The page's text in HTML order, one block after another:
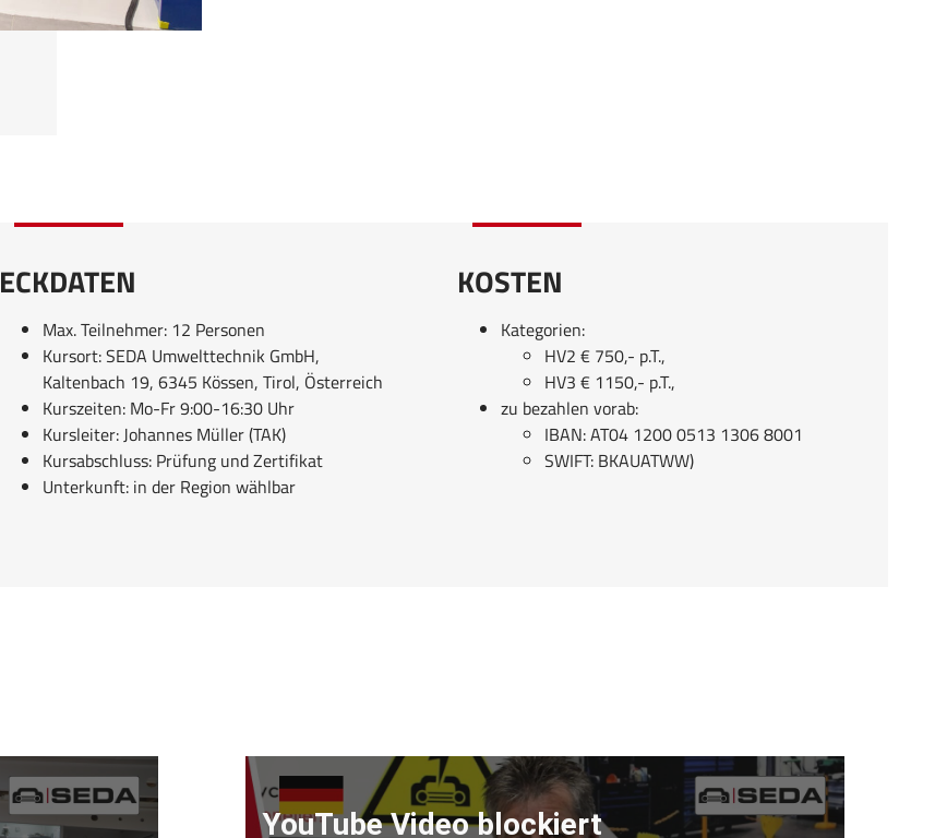
ECKDATEN
Max. Teilnehmer: 12 Personen
Kursort: SEDA Umwelttechnik GmbH,
Kaltenbach 19, 6345 Kössen, Tirol, Österreich
Kurszeiten: Mo-Fr 9:00-16:30 Uhr
Kursleiter: Johannes Müller (TAK)
Kursabschluss: Prüfung und Zertifikat
Unterkunft: in der Region wählbar
KOSTEN
Kategorien:
HV2 € 750,- p.T.,
HV3 € 1150,- p.T.,
zu bezahlen vorab:
IBAN: AT04 1200 0513 1306 8001
SWIFT: BKAUATWW)